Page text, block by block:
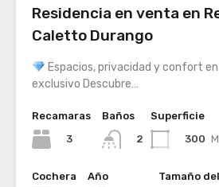
Residencia en venta en
Caletto Durango
Espacios, privacidad y confort
exclusivo Descubre…
Recamaras
3
Baños
2
Superficie
300
Cochera
Año
Tamaño